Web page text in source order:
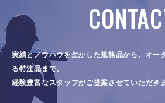
実績とノウハウを生かした規格品から、オー
る特注品まで、
経験豊富なスタッフがご提案させていただき